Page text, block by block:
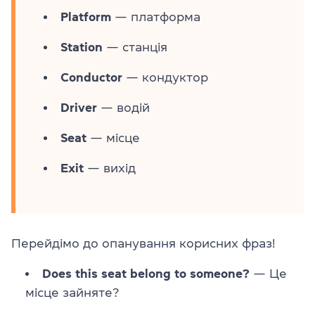
Platform — платформа
Station — станція
Conductor — кондуктор
Driver — водій
Seat — місце
Exit — вихід
Перейдімо до опанування корисних фраз!
Does this seat belong to someone? — Це
місце зайняте?